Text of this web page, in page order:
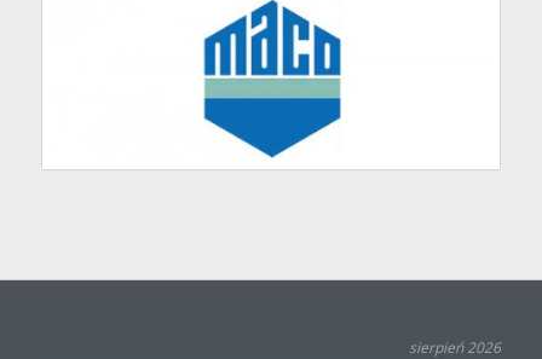
sierpień 2026